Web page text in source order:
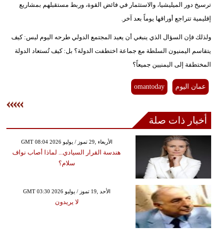
ترسيخ دور الميليشيا، والاستثمار في فائض القوة، وربط مستقبلهم بمشاريع
إقليمية تتراجع أوراقها يوماً بعد آخر.
ولذلك فإن السؤال الذي ينبغي أن يعيد المجتمع الدولي طرحه اليوم ليس: كيف
يتقاسم اليمنيون السلطة مع جماعة اختطفت الدولة؟ بل: كيف تُستعاد الدولة
المختطفة إلى اليمنيين جميعاً؟
عمان اليوم omantoday
أخبار ذات صلة
GMT 08:04 2026 الأربعاء ,29 تموز / يوليو
هندسة القرار السيادي... لماذا أصاب نواف
سلام؟
GMT 03:30 2026 الأحد ,19 تموز / يوليو
لا يريدون